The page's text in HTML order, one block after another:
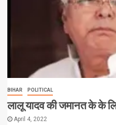
BIHAR POLITICAL
लालू यादव की जमानत के के
April 4, 2022